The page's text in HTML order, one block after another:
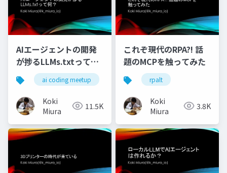
AIエージェントの開発
が捗るLLMs.txtって
何？
ai coding meetup
Koki
Miura
11.5K
これぞ現代のRPA?! 話
題のMCPを触ってみた
rpalt
Koki
Miura
3.8K